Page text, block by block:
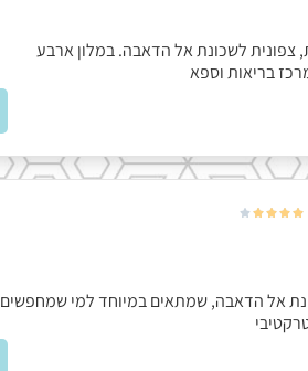
צפונית לשכונת אל הדאבה. במלון ארבע
בריאות וספא





שכונת אל הדאבה, שמתאים במיוחד למי שמחפשים